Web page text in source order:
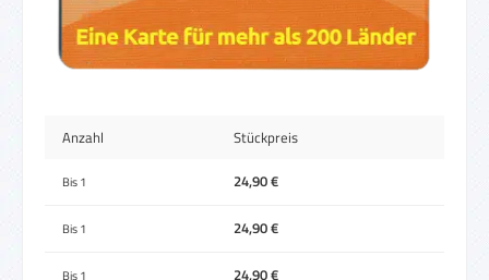
Anzahl Stückpreis
Bis1 24,90 €
Bis1 24,90 €
Bis1 24,90 €